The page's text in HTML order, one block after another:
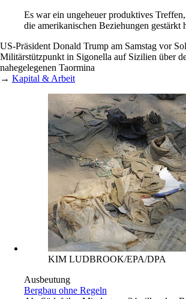
Es war ein ungeheuer produktives
die amerikanischen Beziehungen gestärkt
US-Präsident Donald Trump am Samstag vor
Militärstützpunkt in Sigonella auf Sizilien über
nahegelegenen Taormina
→ Kapital & Arbeit
KIM LUDBROOK/EPA/DPA
Ausbeutung
Bergbau ohne Regeln